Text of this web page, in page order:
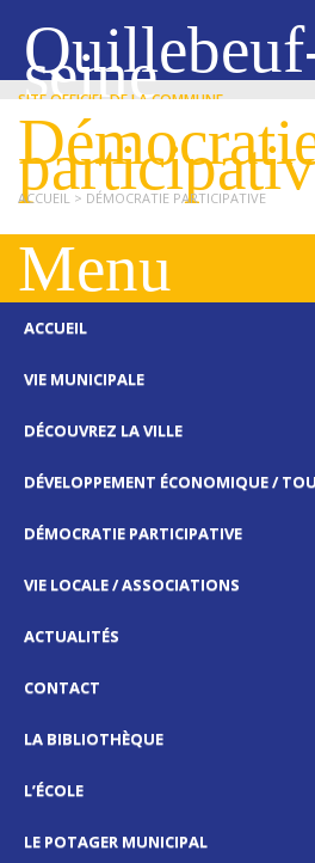
seine
SITE OFFICIEL DE LA COMMUNE
ACCUEIL > DÉMOCRATIE PARTICIPATIVE
Menu
ACCUEIL
VIE MUNICIPALE
DÉCOUVREZ LA VILLE
DÉVELOPPEMENT ÉCONOMIQUE /
DÉMOCRATIE PARTICIPATIVE
VIE LOCALE / ASSOCIATIONS
ACTUALITÉS
CONTACT
LA BIBLIOTHÈQUE
L’ÉCOLE
LE POTAGER MUNICIPAL